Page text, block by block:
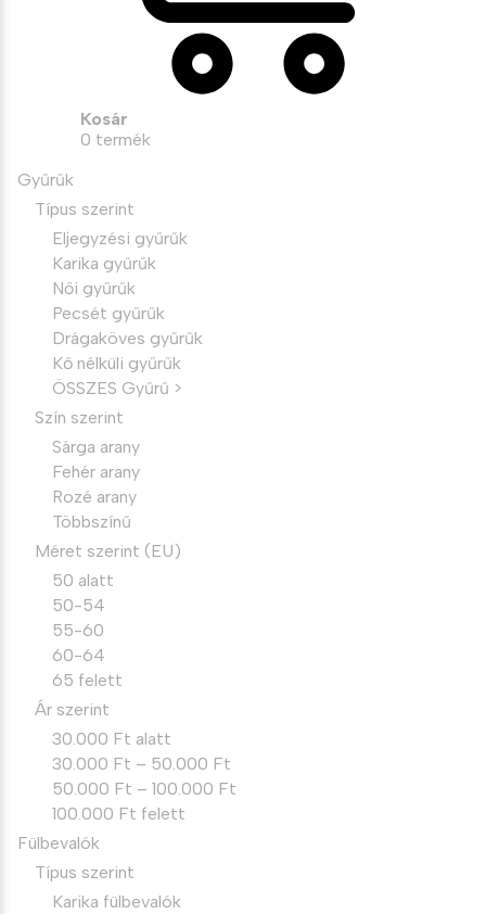
Kosár
0 termék
Gyűrűk
Típus szerint
Eljegyzési gyűrűk
Karika gyűrűk
Női gyűrűk
Pecsét gyűrűk
Drágaköves gyűrűk
Kő nélküli gyűrűk
ÖSSZES Gyűrű >
Szín szerint
Sárga arany
Fehér arany
Rozé arany
Többszínű
Méret szerint (EU)
50 alatt
50-54
55-60
60-64
65 felett
Ár szerint
30.000 Ft alatt
30.000 Ft – 50.000 Ft
50.000 Ft – 100.000 Ft
100.000 Ft felett
Fülbevalók
Típus szerint
Karika fülbevalók